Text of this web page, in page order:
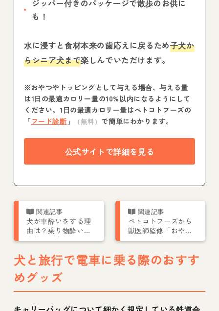
ジッパー付きのパッケージで散歩のお供に
も！
水に浸すと食材本来の歯応えに戻るため子犬か
らシニア犬まで楽しんでいただけます。
※おやつやトッピングとして与える場合、与える量
は1日の最適カロリー量の10%以内になるようにして
ください。1日の最適カロリー量はペトコトフーズの
「フード診断 」 （無料） で簡単にわかります。
公式サイトで詳細を見る
犬が車酔いをする理
由は？乗り物酔いの
症状やお出かけの際
ペトコトフーズから
獣医師監修「おや
つ」4種が新発売！フ
料無添加
犬と旅行で電車に乗る際のおすす
めグッズ